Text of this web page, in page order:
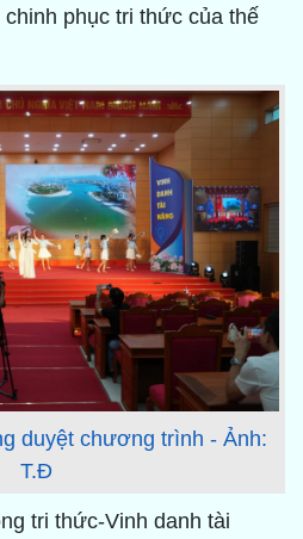
phục tri thức của thế
duyệt chương trình - Ảnh:
T.Đ
tri thức-Vinh danh tài